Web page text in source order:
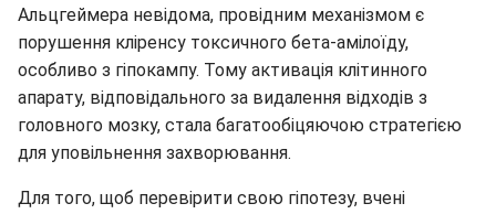
Альцгеймера невідома, провідним механізмом є
порушення кліренсу токсичного бета-амілоїду,
особливо з гіпокампу. Тому активація клітинного
апарату, відповідального за видалення відходів з
головного мозку, стала багатообіцяючою стратегією
для уповільнення захворювання.
Для того, щоб перевірити свою гіпотезу, вчені